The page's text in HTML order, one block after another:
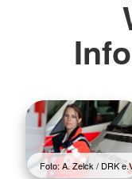
Foto: A. Zelck / DRK